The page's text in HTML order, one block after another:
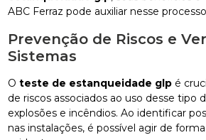
ABC Ferraz pode auxiliar nesse
Prevenção de Riscos e
Sistemas
Oteste de estanqueidade glp é
de riscos associados ao uso desse tipo
explosões e incêndios. Ao identificar
nas instalações, é possível agir de